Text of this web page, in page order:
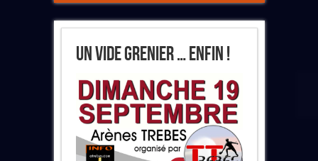
Un Vide Grenier … Enfin !